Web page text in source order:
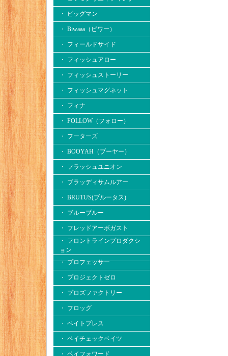
・ ビッグマン
・ Biwaaa（ビワー）
・ フィールドサイド
・ フィッシュアロー
・ フィッシュストーリー
・ フィッシュマグネット
・ フィナ
・ FOLLOW（フォロー）
・ フーターズ
・ BOOYAH（ブーヤー）
・ フラッシュユニオン
・ ブラッディサムルアー
・ BRUTUS(ブルータス)
・ ブルーブルー
・ フレッドアーボガスト
・ フロントラインプロダクシ
ョン
・ プロフェッサー
・ プロジェクトゼロ
・ プロズファクトリー
・ フロッグ
・ ベイトブレス
・ ペイチェックベイツ
・ ペイフォワード